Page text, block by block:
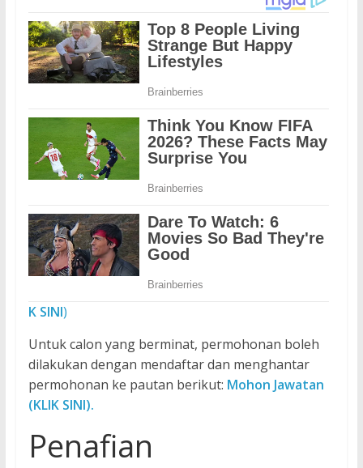
KSINI)
Untuk calon yang berminat, permohonan boleh
dilakukan dengan mendaftar dan menghantar
permohonan ke pautan berikut: Mohon Jawatan
(KLIK SINI).
Penafian